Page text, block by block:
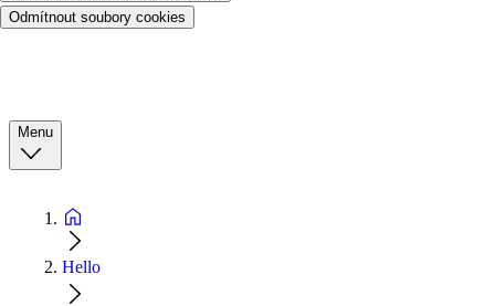
Odmítnout soubory cookies
Menu
Hello